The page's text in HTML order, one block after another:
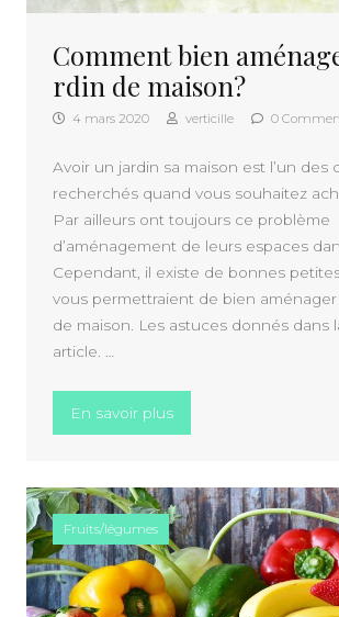
Comment bien
rdin de maison?
4 mars 2020 verticille 0
Avoir un jardin sa maison est l’un des
recherchés quand vous souhaitez
Par ailleurs ont toujours ce problème
d’aménagement de leurs espaces
Cependant, il existe de bonnes
vous permettraient de bien
de maison. Les astuces donnés dans
article. …
En savoir plus« Comment bien
Fruits/légumes